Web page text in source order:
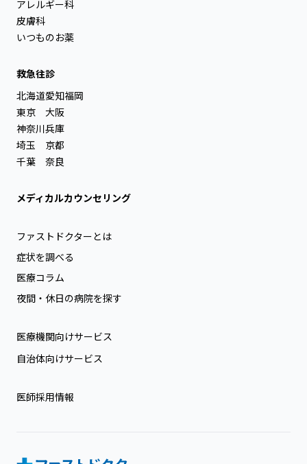
アレルギー科
皮膚科
いつものお薬
救急往診
北海道
東京
神奈川
埼玉
千葉
愛知
大阪
兵庫
京都
奈良
福岡
メディカルカウンセリング
ファストドクターとは
症状を調べる
医療コラム
夜間・休日の病院を探す
医療機関向けサービス
自治体向けサービス
医師採用情報